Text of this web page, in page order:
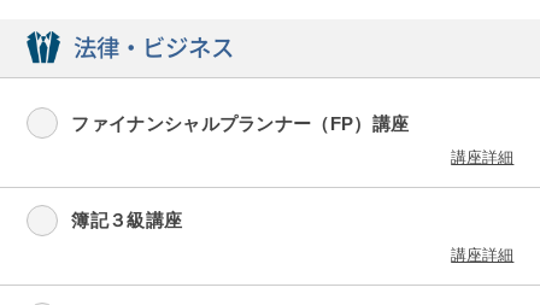
法律・ビジネス
ファイナンシャルプランナー（FP）講座
講座詳細
簿記３級講座
講座詳細